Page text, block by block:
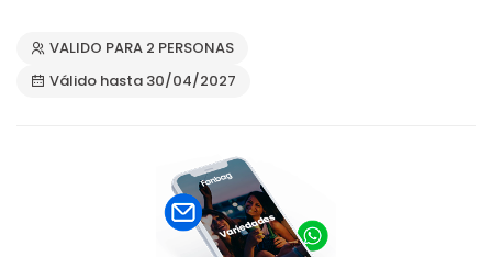
VALIDO PARA 2 PERSONAS
Válido hasta 30/04/2027